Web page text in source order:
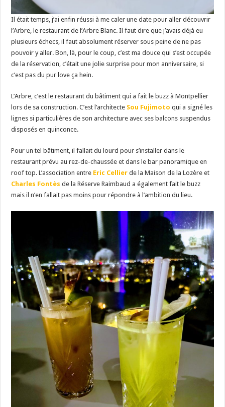
Il était temps, j’ai enfin réussi à me caler une date pour aller découvrir
l’Arbre, le restaurant de l’Arbre Blanc. Il faut dire que j’avais déjà eu
plusieurs échecs, il faut absolument réserver sous peine de ne pas
pouvoir y aller. Bon, là, pour le coup, c’est ma douce qui s’est occupée
de la réservation, c’était une jolie surprise pour mon anniversaire, si
c’est pas du pur love ça hein.
L’Arbre, c’est le restaurant du bâtiment qui a fait le buzz à Montpellier
lors de sa construction. C’est l’architecte Sou Fujimoto qui a signé les
lignes si particulières de son architecture avec ses balcons suspendus
disposés en quinconce.
Pour un tel bâtiment, il fallait du lourd pour s’installer dans le
restaurant prévu au rez-de-chaussée et dans le bar panoramique en
roof top. L’association entre Eric Cellier de la Maison de la Lozère et
Charles Fontès de la Réserve Raimbaud a également fait le buzz
mais il n’en fallait pas moins pour répondre à l’ambition du lieu.